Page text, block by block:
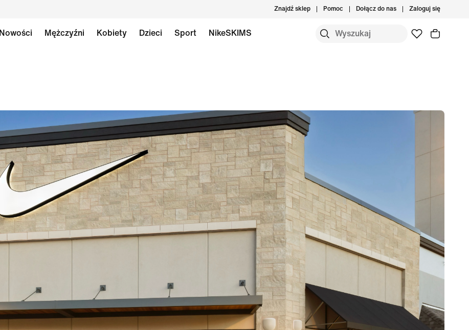
Znajdź sklep Pomoc Dołącz do nas Zaloguj się
Nowości Mężczyźni Kobiety Dzieci Sport NikeSKIMS